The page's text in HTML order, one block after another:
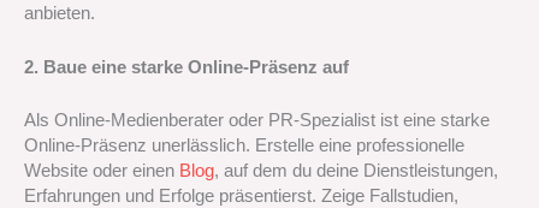
anbieten.
2. Baue eine starke Online-Präsenz auf
Als Online-Medienberater oder PR-Spezialist ist eine starke
Online-Präsenz unerlässlich. Erstelle eine professionelle
Website oder einen Blog, auf dem du deine Dienstleistungen,
Erfahrungen und Erfolge präsentierst. Zeige Fallstudien,